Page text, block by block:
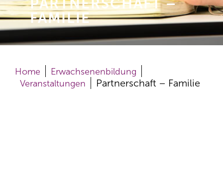
PARTNERSCHAFT –
FAMILIE
Home
Erwachsenen­bildung
Veranstaltungen
Partnerschaft – Familie